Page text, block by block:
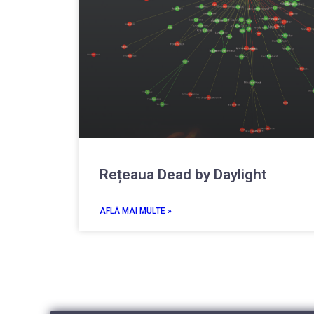
Rețeaua Dead by Daylight
AFLĂ MAI MULTE »